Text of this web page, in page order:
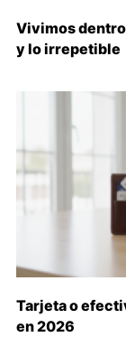
Vivimos
y lo irrepetible
Tarjeta o
en 2026